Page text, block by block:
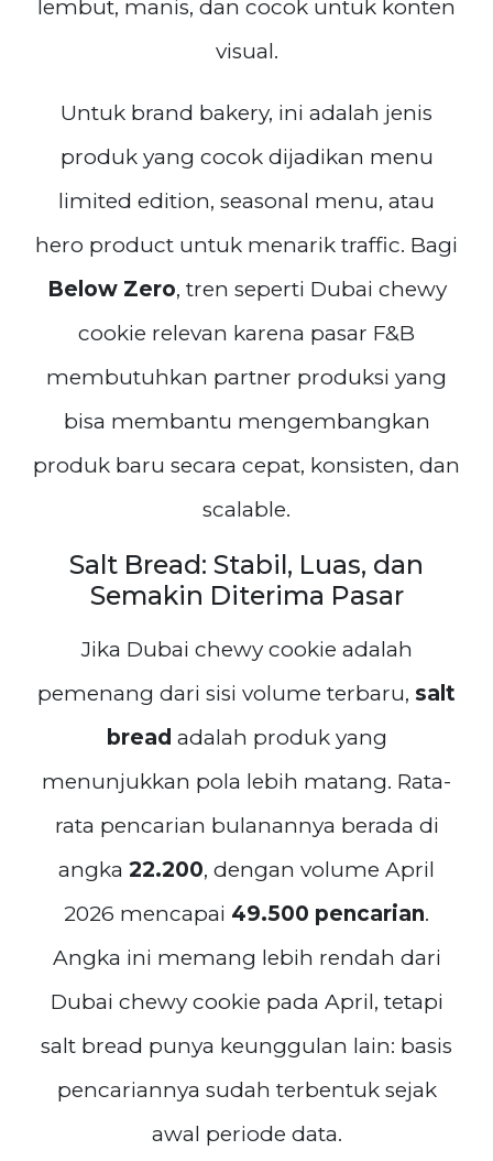
lembut, manis, dan cocok untuk konten
visual.
Untuk brand bakery, ini adalah jenis
produk yang cocok dijadikan menu
limited edition, seasonal menu, atau
hero product untuk menarik traffic. Bagi
Below Zero, tren seperti Dubai chewy
cookie relevan karena pasar F&B
membutuhkan partner produksi yang
bisa membantu mengembangkan
produk baru secara cepat, konsisten, dan
scalable.
Salt Bread: Stabil, Luas, dan
Semakin Diterima Pasar
Jika Dubai chewy cookie adalah
pemenang dari sisi volume terbaru, salt
bread adalah produk yang
menunjukkan pola lebih matang. Rata-
rata pencarian bulanannya berada di
angka 22.200, dengan volume April
2026 mencapai 49.500 pencarian.
Angka ini memang lebih rendah dari
Dubai chewy cookie pada April, tetapi
salt bread punya keunggulan lain: basis
pencariannya sudah terbentuk sejak
awal periode data.